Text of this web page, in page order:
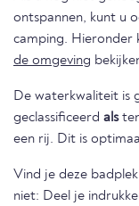
ontspannen, kunt u
camping.
de omgeving
De waterkwaliteit is
geclassificeerd als
een rij. Dit is
Vind je deze
niet: Deel je